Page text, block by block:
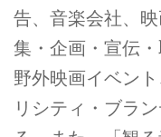
告、音楽会社、
集・企画・宣伝
野外映画イベン
リシティ・ブラ